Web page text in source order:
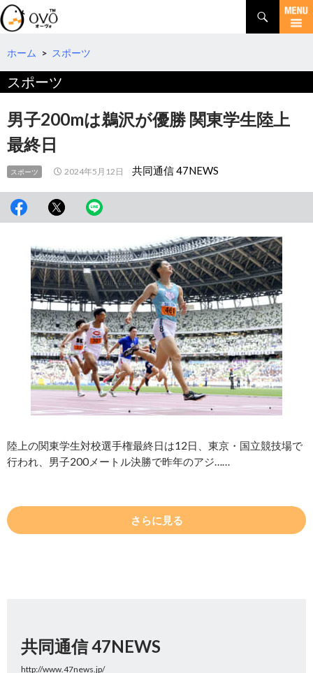
検
索
コ
テ
へ
動
ホーム > スポーツ
スポーツ
男子200mは鵜沢が優勝 関東学生陸上
最終日
スポーツ 2024年5月12日 共同通信 47NEWS
陸上の関東学生対校選手権最終日は12日、東京・国立競技場で
行われ、男子200メートル決勝で昨年のアジ……
さらに見る
共同通信 47NEWS
http://www.47news.jp/